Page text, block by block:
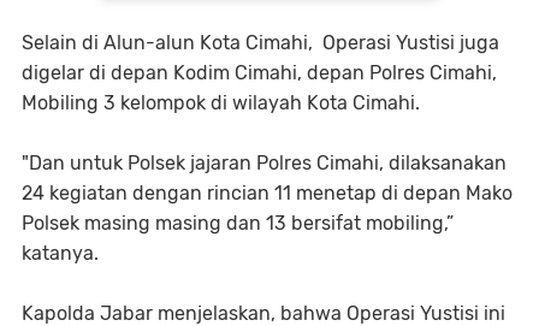
Selain di Alun-alun Kota Cimahi, Operasi Yustisi juga
digelar di depan Kodim Cimahi, depan Polres Cimahi,
Mobiling 3 kelompok di wilayah Kota Cimahi.
"Dan untuk Polsek jajaran Polres Cimahi, dilaksanakan
24 kegiatan dengan rincian 11 menetap di depan Mako
Polsek masing masing dan 13 bersifat mobiling,”
katanya.
Kapolda Jabar menjelaskan, bahwa Operasi Yustisi ini